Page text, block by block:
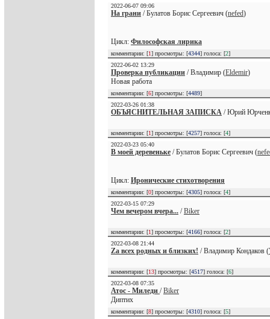
2022-06-07 09:06
На грани / Булатов Борис Сергеевич (nefed)
Цикл: Философская лирика
комментарии: [1] просмотры: [4344] голоса: [2]
2022-06-02 13:29
Проверка публикации / Владимир (Eldemir)
Новая работа
комментарии: [6] просмотры: [4489]
2022-03-26 01:38
ОБЪЯСНИТЕЛЬНАЯ ЗАПИСКА / Юрий
комментарии: [1] просмотры: [4257] голоса: [4]
2022-03-23 05:40
В моей деревеньке / Булатов Борис Сергеевич (
Цикл: Иронические стихотворения
комментарии: [0] просмотры: [4305] голоса: [4]
2022-03-15 07:29
Чем вечером вчера... /Biker
комментарии: [1] просмотры: [4166] голоса: [2]
2022-03-08 21:44
Zа всех родных и близких! / Владимир Кондаков (
комментарии: [13] просмотры: [4517] голоса: [6]
2022-03-08 07:35
Атос - Миледи /Biker
Диптих
комментарии: [8] просмотры: [4310] голоса: [5]